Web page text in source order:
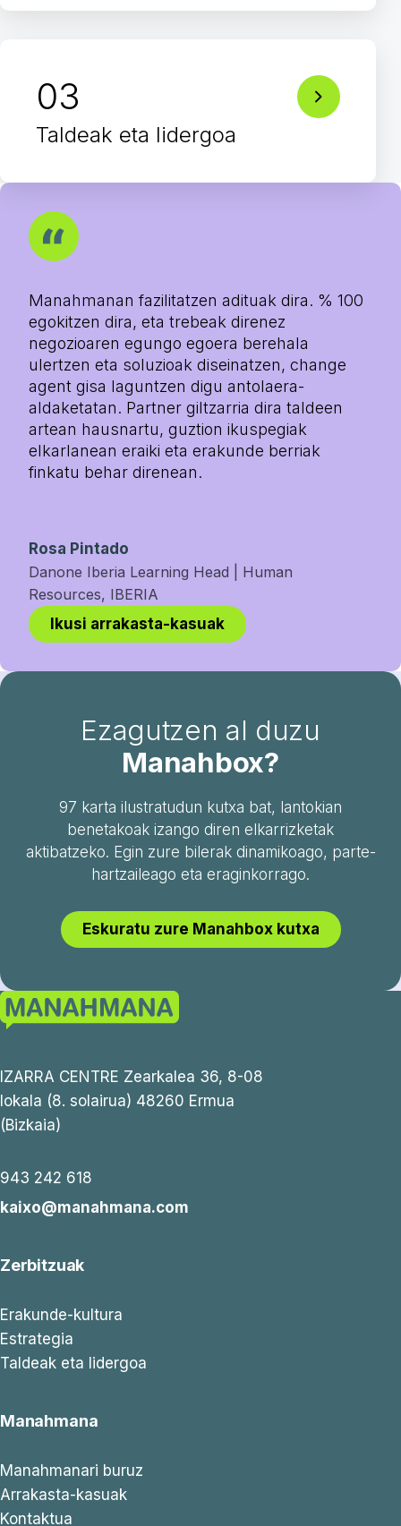
03
Taldeak eta lidergoa
Manahmanan fazilitatzen adituak dira. % 100
egokitzen dira, eta trebeak direnez
negozioaren egungo egoera berehala
ulertzen eta soluzioak diseinatzen, change
agent gisa laguntzen digu antolaera-
aldaketatan. Partner giltzarria dira taldeen
artean hausnartu, guztion ikuspegiak
elkarlanean eraiki eta erakunde berriak
finkatu behar direnean.
Rosa Pintado
Danone Iberia Learning Head | Human
Resources, IBERIA
Ikusi arrakasta-kasuak
Ezagutzen al duzu
Manahbox?
97 karta ilustratudun kutxa bat, lantokian
benetakoak izango diren elkarrizketak
aktibatzeko. Egin zure bilerak dinamikoago, parte-
hartzaileago eta eraginkorrago.
Eskuratu zure Manahbox kutxa
IZARRA CENTRE Zearkalea 36, 8-08
lokala (8. solairua) 48260 Ermua
(Bizkaia)
943 242 618
kaixo@manahmana.com
Zerbitzuak
Erakunde-kultura
Estrategia
Taldeak eta lidergoa
Manahmana
Manahmanari buruz
Arrakasta-kasuak
Kontaktua